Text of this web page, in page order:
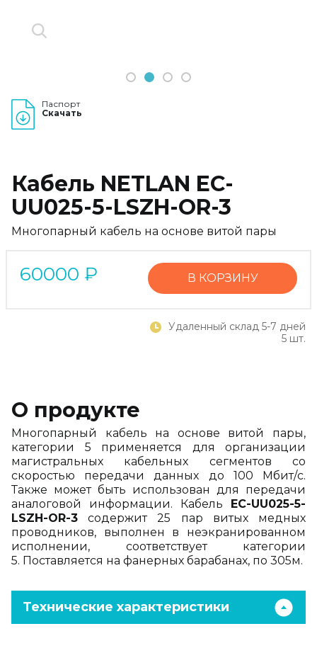
1 2 3 4
Паспорт
Скачать
Кабель NETLAN EC-
UU025-5-LSZH-OR-3
Многопарный кабель на основе витой пары
60000 ₽ В КОРЗИНУ
Удаленный склад 5-7 дней
5 шт.
О продукте
Многопарный кабель на основе витой пары,
категории 5 применяется для организации
магистральных кабельных сегментов со
скоростью передачи данных до 100 Мбит/c.
Также может быть использован для передачи
аналоговой информации. Кабель EC-UU025-5-
LSZH-OR-3 содержит 25 пар витых медных
проводников, выполнен в неэкранированном
исполнении, соответствует категории
5. Поставляется на фанерных барабанах, по 305м.
Технические характеристики